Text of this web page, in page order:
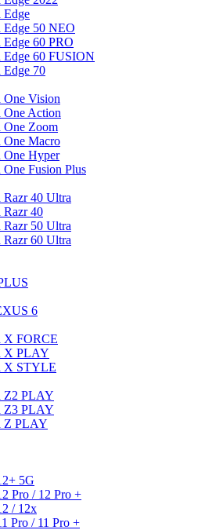
Edge
50 NEO
60 PRO
60 FUSION
70
Vision
Action
One Zoom
One Macro
One Hyper
Fusion Plus
40 Ultra
Razr 40
50 Ultra
60 Ultra
6
X FORCE
X PLAY
X STYLE
Z2 PLAY
Z3 PLAY
Z PLAY
5G
Pro / 12 Pro +
/ 12x
Pro / 11 Pro +